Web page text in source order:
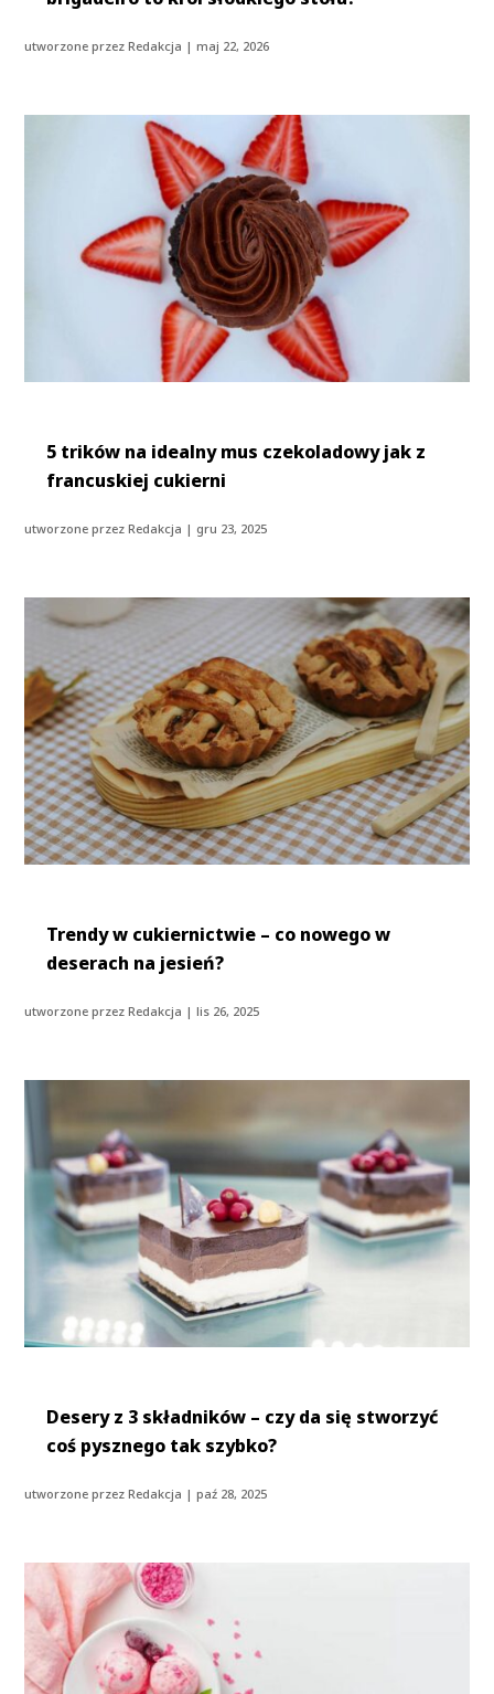
utworzone przezRedakcja |maj 22, 2026
5 trików na idealny mus czekoladowy jak z
francuskiej cukierni
utworzone przezRedakcja | gru 23, 2025
Trendy w cukiernictwie – co nowego w
deserach na jesień?
utworzone przezRedakcja |lis 26, 2025
Desery z 3 składników – czy da się stworzyć
coś pysznego tak szybko?
utworzone przezRedakcja |paź 28, 2025